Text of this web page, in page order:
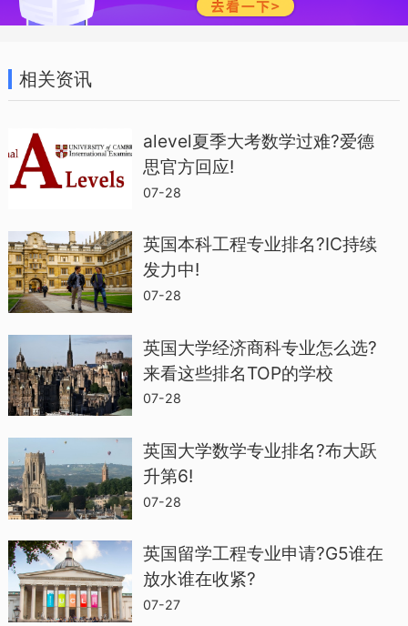
伦敦政治经济学院：承认并重视EPQ
所锻炼的独立学习和研究技能为本科学习
所需要。且鼓励参加过EPQ项目的同学在
个人陈述中提及。但由于并非所有申请人
都有机会参与EPQ，所以不作为 con
Offer。
相关资讯
alevel夏季大考数学过难?爱德
思官方回应!
07-28
英国本科工程专业排名?IC持续
发力中!
07-28
英国大学经济商科专业怎么选?
来看这些排名TOP的学校
07-28
英国大学数学专业排名?布大跃
升第6!
07-28
英国留学工程专业申请?G5谁在
放水谁在收紧?
07-27